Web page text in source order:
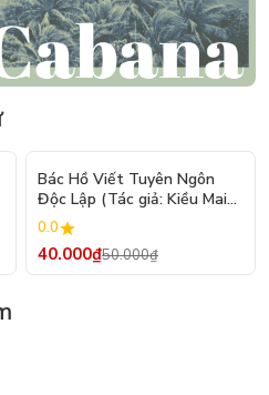
- 20%
Bác Hồ Viết Tuyên Ngôn
Độc Lập (Tác giả: Kiều Mai
Sơn)
0.0
40.000₫50.000₫